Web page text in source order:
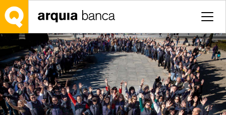
Saltar al contenido principal